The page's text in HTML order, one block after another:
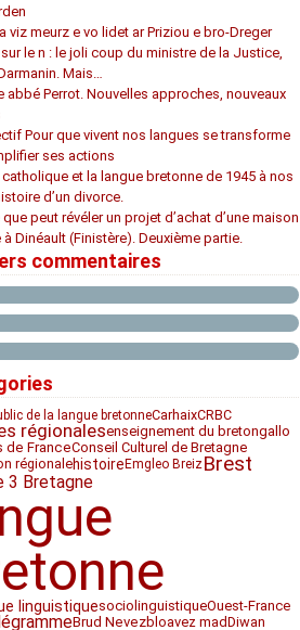
a viz meurz e vo lidet ar Priziou e bro-Dreger
le n : le joli coup du ministre de la Justice,
Mais…
abbé Perrot. Nouvelles approches, nouveaux
Pour que vivent nos langues se transforme
ses actions
catholique et la langue bretonne de 1945 à nos
d’un divorce.
peut révéler un projet d’achat d’une maison
à Dinéault (Finistère). Deuxième partie.
commentaires
de la langue bretonneCarhaixCRBC
régionalesenseignement du bretongallo
de FranceConseil Culturel de Bretagne
régionalehistoire Emgleo BreizBrest
3 Bretagne
linguistiquesociolinguistiqueOuest-France
Brud Nevezbloavez madDiwan